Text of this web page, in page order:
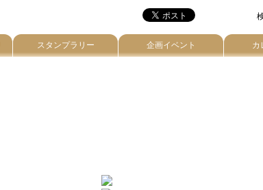
スタンプラリー 企画イベント カ